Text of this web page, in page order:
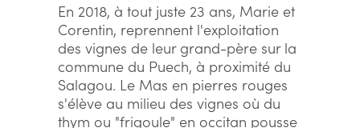
En 2018, à tout juste 23 ans, Marie et
Corentin, reprennent l'exploitation
des vignes de leur grand-père sur la
commune du Puech, à proximité du
Salagou. Le Mas en pierres rouges
s'élève au milieu des vignes où du
thym ou "frigoule" en occitan pousse